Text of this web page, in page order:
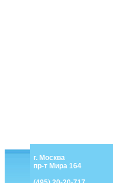
г. Москва
пр-т Мира 164